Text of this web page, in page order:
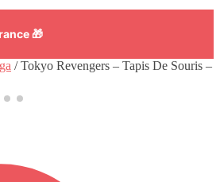
🎁
/Tokyo Revengers – Tapis De Souris –